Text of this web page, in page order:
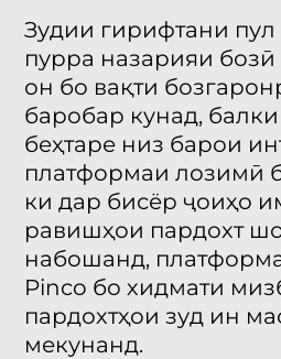
Зудии гирифтани
пурра назарияи бозӣ
он бо вақти
баробар кунад,
беҳтаре низ барои
платформаи лозимӣ
ки дар бисёр ҷоиҳо
равишҳои пардохт
набошанд,
Pinco бо хидмати
пардохтҳои зуд ин
мекунанд.